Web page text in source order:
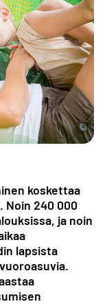
koskettaa
240 000
ja noin
lapsista